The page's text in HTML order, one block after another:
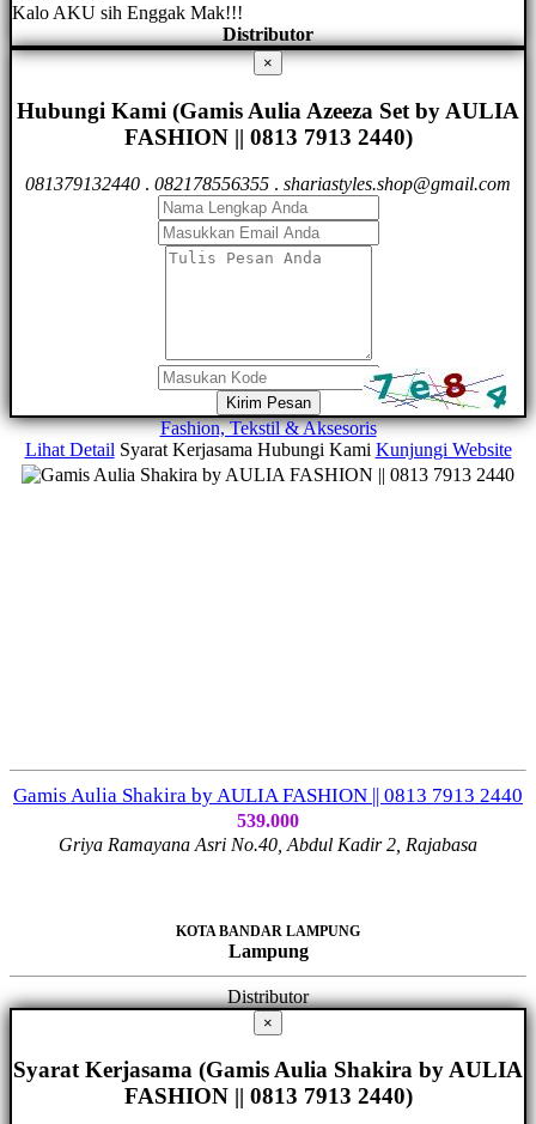
Kalo AKU sih Enggak Mak!!!
Distributor
×
Hubungi Kami (Gamis Aulia Azeeza Set by AULIA
FASHION || 0813 7913 2440)
081379132440 . 082178556355 . shariastyles.shop@gmail.com
Kirim Pesan
Fashion, Tekstil & Aksesoris
Lihat Detail Syarat Kerjasama Hubungi Kami Kunjungi Website
Gamis Aulia Shakira by AULIA FASHION || 0813 7913 2440
539.000
Griya Ramayana Asri No.40, Abdul Kadir 2, Rajabasa
KOTA BANDAR LAMPUNG
Lampung
Distributor
×
Syarat Kerjasama (Gamis Aulia Shakira by AULIA
FASHION || 0813 7913 2440)